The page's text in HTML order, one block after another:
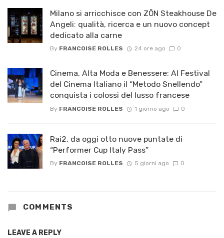
Milano si arricchisce con ZŌN Steakhouse De
Angeli: qualità, ricerca e un nuovo concept
dedicato alla carne
By FRANCOISE ROLLES 24 ore ago 0
Cinema, Alta Moda e Benessere: Al Festival
del Cinema Italiano il “Metodo Snellendo”
conquista i colossi del lusso francese
By FRANCOISE ROLLES 1 giorno ago 0
Rai2, da oggi otto nuove puntate di
“Performer Cup Italy Pass”
By FRANCOISE ROLLES 5 giorni ago 0
COMMENTS
LEAVE A REPLY